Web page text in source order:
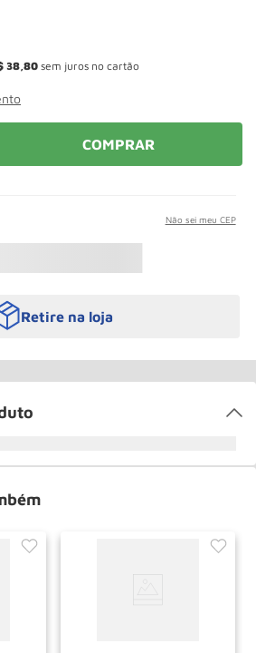
38 80 sem juros no cartão
COMPRAR
Não sei meu CEP
Retire na loja